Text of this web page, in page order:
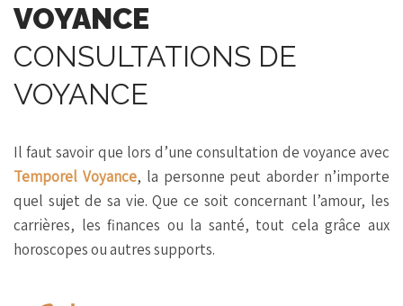
VOYANCE
CONSULTATIONS DE
VOYANCE
Il faut savoir que lors d’une consultation de voyance avec
Temporel Voyance, la personne peut aborder n’importe
quel sujet de sa vie. Que ce soit concernant l’amour, les
carrières, les finances ou la santé, tout cela grâce aux
horoscopes ou autres supports.